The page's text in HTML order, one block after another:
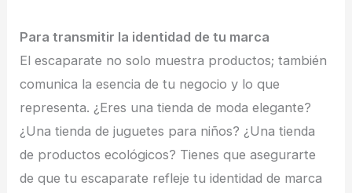
Para transmitir la identidad de tu marca
El escaparate no solo muestra productos; también
comunica la esencia de tu negocio y lo que
representa. ¿Eres una tienda de moda elegante?
¿Una tienda de juguetes para niños? ¿Una tienda
de productos ecológicos? Tienes que asegurarte
de que tu escaparate refleje tu identidad de marca